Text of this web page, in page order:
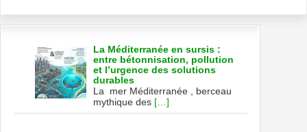
La Méditerranée en sursis :
entre bétonnisation, pollution
et l’urgence des solutions
durables
La mer Méditerranée , berceau
mythique des […]